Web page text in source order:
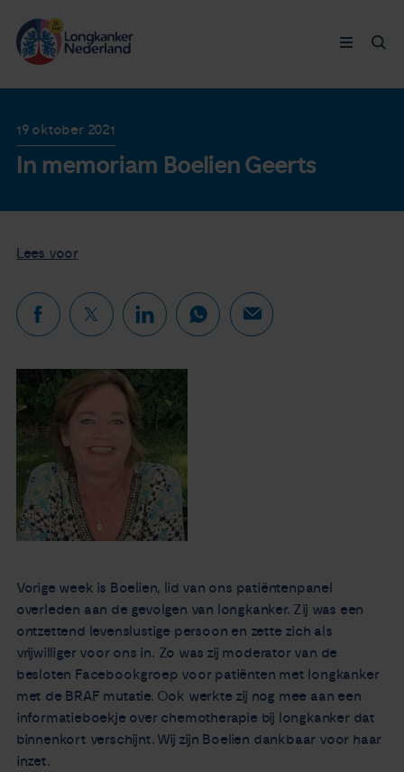
Doneer nu
Nieuws
Agenda
Over ons
Zorgverleners
Contact
Longkanker
Leven met
Steun ons
19 oktober 2021
In memoriam Boelien Geerts
Lees voor
Vorige week is Boelien, lid van ons patiëntenpanel
overleden aan de gevolgen van longkanker. Zij was een
ontzettend levenslustige persoon en zette zich als
vrijwilliger voor ons in. Zo was zij moderator van de
besloten Facebookgroep voor patiënten met longkanker
met de BRAF mutatie. Ook werkte zij nog mee aan een
informatieboekje over chemotherapie bij longkanker dat
binnenkort verschijnt. Wij zijn Boelien dankbaar voor haar
inzet.